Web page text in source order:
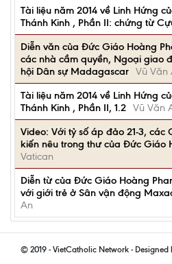
Tài liệu năm 2014 về Linh Hứng
Thánh Kinh , Phần II: chứng từ
Diễn văn của Đức Giáo Hoàng
các nhà cầm quyền, Ngoại giao
hội Dân sự Madagascar Vũ Văn
Tài liệu năm 2014 về Linh Hứng
Thánh Kinh , Phần II, 1.2 Vũ Văn
Video: Với tỷ số áp đảo 21-3,
kiến nêu trong thư của Đức Giáo
Vatican
Diễn từ của Đức Giáo Hoàng
với giới trẻ ở Sân vận động
An
© 2019 - VietCatholic Network -